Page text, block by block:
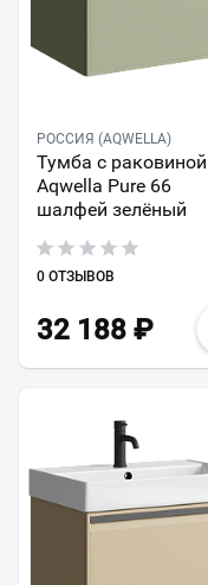
РОССИЯ (AQWELLA)
Тумба с раковиной
Aqwella Pure 66
шалфей зелёный
0 ОТЗЫВОВ
32 188 ₽